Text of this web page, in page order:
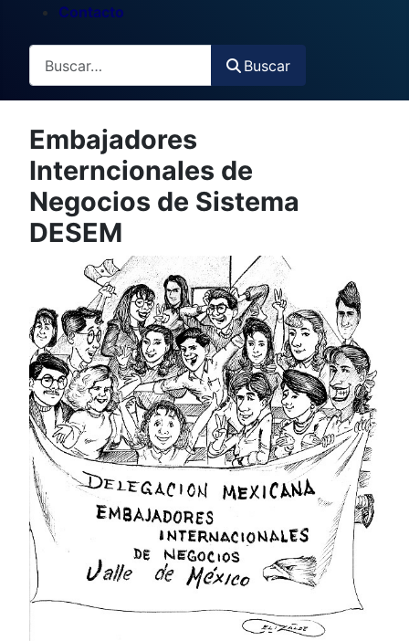
Contacto
Buscar
Buscar
Embajadores
Interncionales de
Negocios de Sistema
DESEM